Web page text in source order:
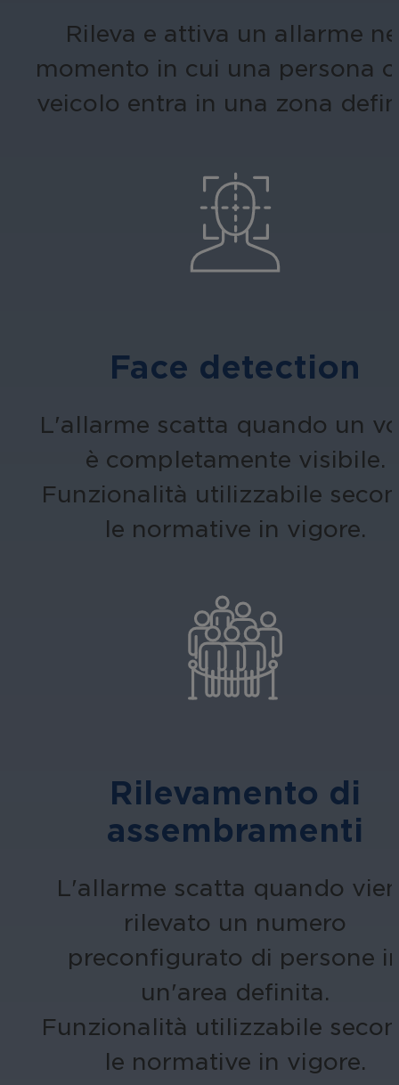
Rileva e attiva un allarme
momento in cui una persona
veicolo entra in una zona
Face detection
L'allarme scatta quando un
è completamente visibile.
Funzionalità utilizzabile
le normative in vigore.
Rilevamento di
assembramenti
L'allarme scatta quando
rilevato un numero
preconfigurato di persone
un'area definita.
Funzionalità utilizzabile
le normative in vigore.